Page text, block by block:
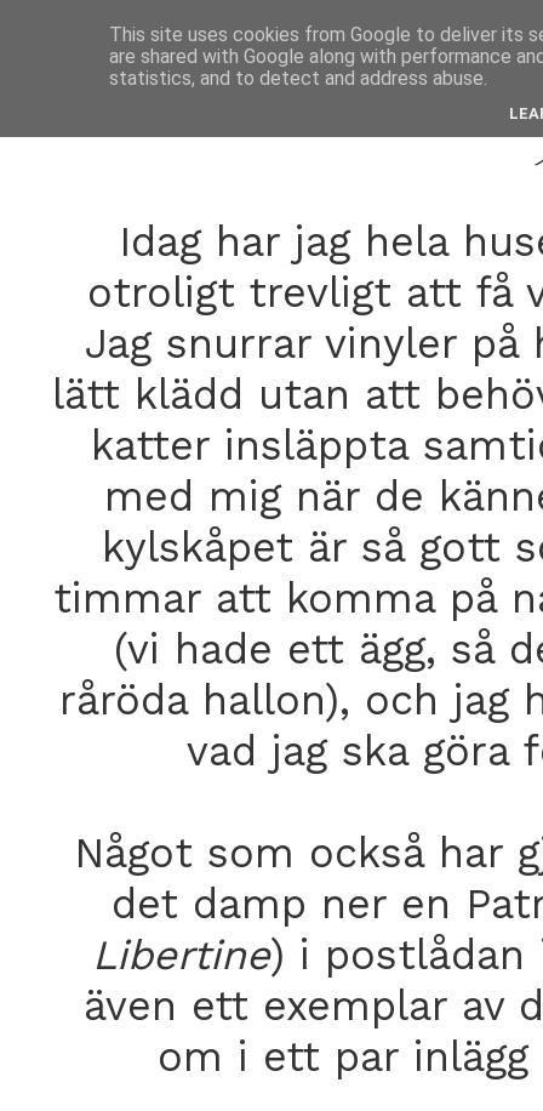
Idag har jag hela
otroligt trevligt att få
Jag snurrar vinyler på
lätt klädd utan att
katter insläppta
med mig när de
kylskåpet är så gott
timmar att komma på
(vi hade ett ägg, så
råröda hallon), och jag
vad jag ska göra
Något som också har
det damp ner en
Libertine) i postlådan
även ett exemplar av
om i ett par inlägg
This site uses cookies from Google to deliver its
are shared with Google along with performance
statistics, and to detect and address abuse.